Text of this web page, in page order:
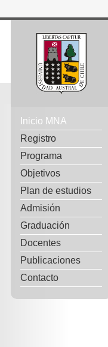
Inicio MNA
Registro
Programa
Objetivos
Plan de estudios
Admisión
Graduación
Docentes
Publicaciones
Contacto